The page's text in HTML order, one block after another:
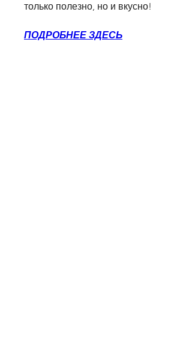
только полезно, но и вкусно!
ПОДРОБНЕЕ ЗДЕСЬ